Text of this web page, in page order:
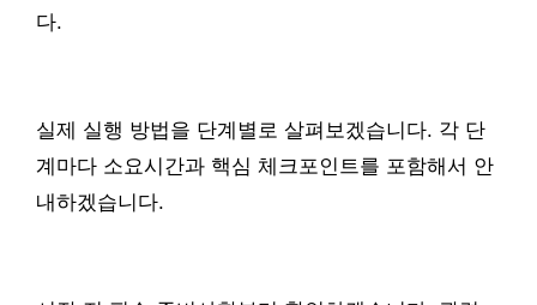
다.
실제 실행 방법을 단계별로 살펴보겠습니다. 각 단
계마다 소요시간과 핵심 체크포인트를 포함해서 안
내하겠습니다.